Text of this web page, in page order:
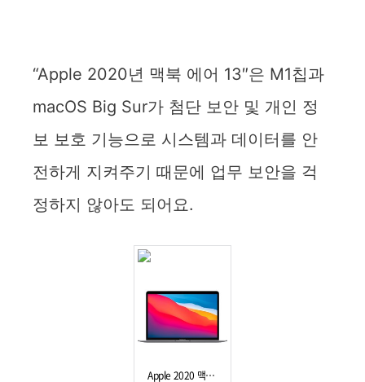
“Apple 2020년 맥북 에어 13″은 M1칩과
macOS Big Sur가 첨단 보안 및 개인 정
보 보호 기능으로 시스템과 데이터를 안
전하게 지켜주기 때문에 업무 보안을 걱
정하지 않아도 되어요.